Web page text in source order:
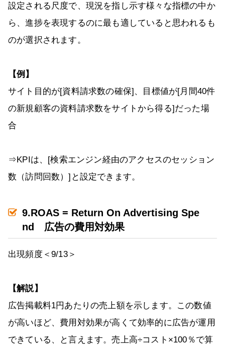
設定される尺度で、現況を指し示す様々な指標の中か
ら、進捗を表現するのに最も適していると思われるも
のが選択されます。
【例】
サイト目的が[資料請求数の確保]、目標値が[月間40件
の新規顧客の資料請求数をサイトから得る]だった場
合
⇒KPIは、[検索エンジン経由のアクセスのセッション
数（訪問回数）]と設定できます。
9.ROAS = Return On Advertising Spe
nd 広告の費用対効果
出現頻度＜9/13＞
【解説】
広告掲載料1円あたりの売上額を示します。この数値
が高いほど、費用対効果が高くて効率的に広告が運用
できている、と言えます。売上高÷コスト×100％で算